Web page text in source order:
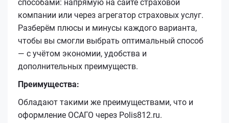
способами: напрямую на сайте страховой
компании или через агрегатор страховых услуг.
Разберём плюсы и минусы каждого варианта,
чтобы вы смогли выбрать оптимальный способ
— с учётом экономии, удобства и
дополнительных преимуществ.
Преимущества:
Обладают такими же преимуществами, что и
оформление ОСАГО через Polis812.ru.